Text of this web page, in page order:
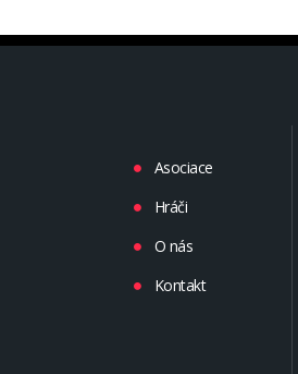
Asociace
Hráči
O nás
Kontakt